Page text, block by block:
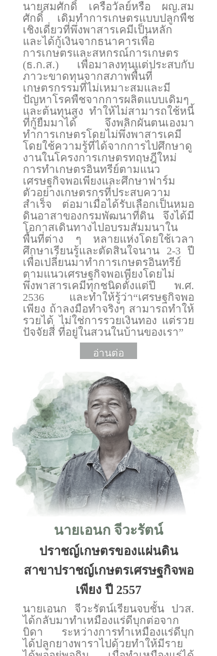
นายสมศักดิ์ เครือวัลย์หรือ ผญ.สม
ศักดิ์ เดิมทำการเกษตรแบบปลูกพืช
เชิงเดี่ยวที่พึ่งพาสารเคมีเป็นหลัก
และได้กู้เงินจากธนาคารเพื่อ
การเกษตรและสหกรณ์การเกษตร
(ธ.ก.ส.) เพื่อมาลงทุนแต่ประสบกับ
ภาวะขาดทุนจากสภาพพื้นที่
เกษตรกรรมที่ไม่เหมาะสมและมี
ปัญหาโรคพืชจากการผลิตแบบเดิมๆ
และต้นทุนสูง ทำให้ไม่สามารถใช้หนี้
ที่กู้ยืมมาได้ จึงพลิกผันตนเองมา
ทำการเกษตรโดยไม่พึ่งพาสารเคมี
โดยใช้ความรู้ที่ได้จากการไปศึกษาดู
งานในโครงการเกษตรทฤษฎีใหม่
การทำเกษตรอินทรีย์ตามแนว
เศรษฐกิจพอเพียงและศึกษาฟาร์ม
ตัวอย่างเกษตรกรที่ประสบความ
สำเร็จ ต่อมาเมื่อได้รับเลือกเป็นหมอ
ดินอาสาของกรมพัฒนาที่ดิน จึงได้มี
โอกาสเดินทางไปอบรมสัมมนาใน
พื้นที่ต่าง ๆ หลายแห่งโดยใช้เวลา
ศึกษาเรียนรู้และตัดสินใจนาน 2-3 ปี
เพื่อเปลี่ยนมาทำการเกษตรอินทรีย์
ตามแนวเศรษฐกิจพอเพียงโดยไม่
พึ่งพาสารเคมีทุกชนิดตั้งแต่ปี พ.ศ.
2536 และทำให้รู้ว่า“เศรษฐกิจพอ
เพียง ถ้าลงมือทำจริงๆ สามารถทำให้
รวยได้ ไม่ใช่การรวยเงินทอง แต่รวย
ปัจจัยสี่ ที่อยู่ในสวนในบ้านของเรา”
อ่านต่อ
นายเอนก จีวะรัตน์
ปราชญ์เกษตรของแผ่นดิน
สาขาปราชญ์เกษตรเศรษฐกิจพอ
เพียง ปี 2557
นายเอนก จีวะรัตน์เรียนจบชั้น ปวส.
ได้กลับมาทำเหมืองแร่ดีบุกต่อจาก
บิดา ระหว่างการทำเหมืองแร่ดีบุก
ได้ปลูกยางพาราไปด้วยทำให้มีราย